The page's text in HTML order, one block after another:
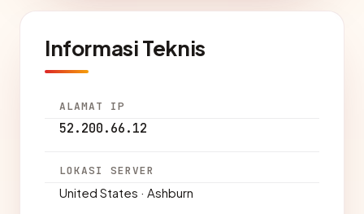
Informasi Teknis
ALAMAT IP
52.200.66.12
LOKASI SERVER
United States · Ashburn